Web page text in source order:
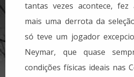
tantas vezes acontece, fez
mais uma derrota da
só teve um jogador
Neymar, que quase
condições físicas ideais nas